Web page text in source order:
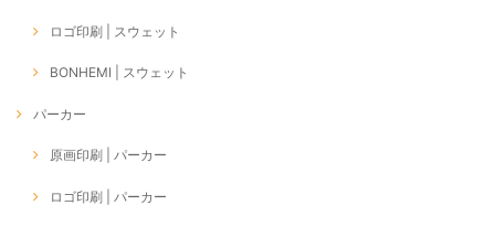
ロゴ印刷 | スウェット
BONHEMI | スウェット
パーカー
原画印刷 | パーカー
ロゴ印刷 | パーカー